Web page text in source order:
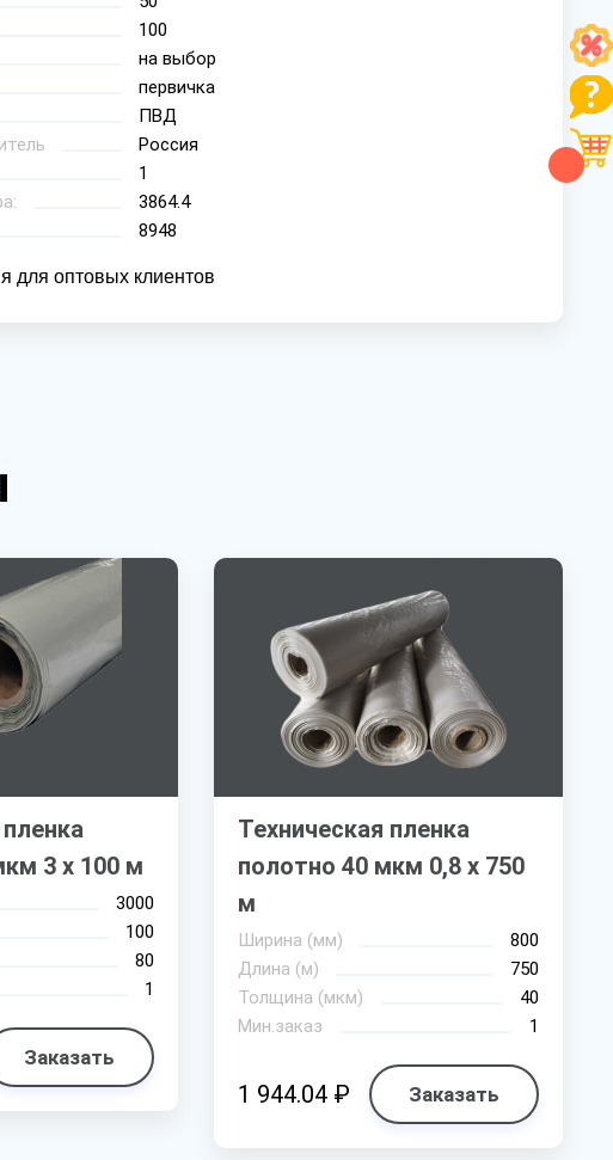
100
на выбор
первичка
ПВД
Россия
1
3864.4
8948
для оптовых клиентов
3 х 100 м
3000
100
80
1
Заказать
Техническая пленка
полотно 40 мкм 0,8 х 750
м
Ширина (мм)
800
Длина (м)
750
Толщина (мкм)
40
Мин.заказ
1
1 944.04 ₽ Заказать